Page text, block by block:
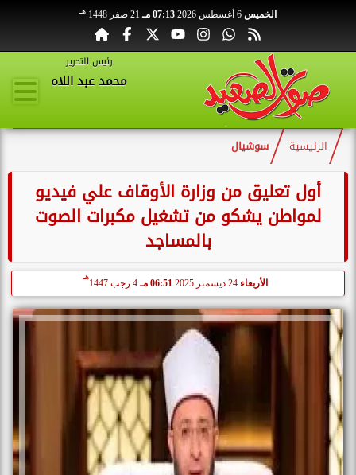
الخميس 07:13 مـ 21 صفر 1448 هـ
رئيس التحرير
محمد عبد اللاه
الرئيسية سوشيال
أول تعليق من وزارة الأوقاف علي فيديو
لمواطن يشكو من تشغيل مكبرات الصوت
بالمساجد
الأربعاء 24 ديسمبر 2025 06:51 مـ 4 رجب 1447
هـ